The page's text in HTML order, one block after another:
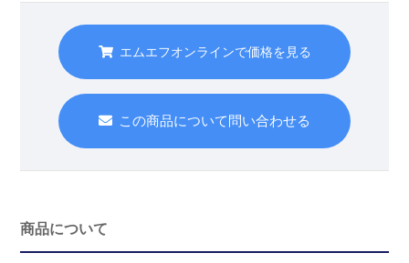
エムエフオンラインで価格を見る
この商品について問い合わせる
商品について